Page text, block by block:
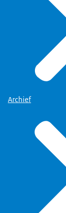
Archief